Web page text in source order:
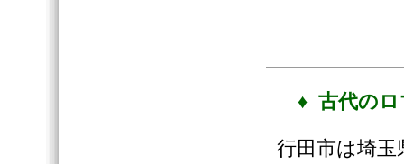
♦ 古代のロ
行田市は埼